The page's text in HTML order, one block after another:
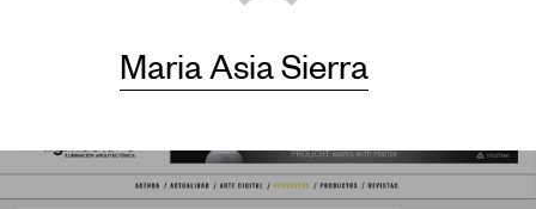
Maria Asia Sierra